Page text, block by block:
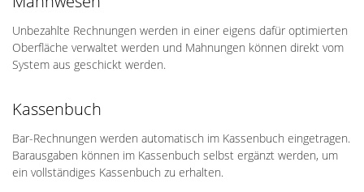
Unbezahlte Rechnungen werden in einer eigens dafür optimierten
Oberfläche verwaltet werden und Mahnungen können direkt vom
System aus geschickt werden.
Kassenbuch
Bar-Rechnungen werden automatisch im Kassenbuch eingetragen.
Barausgaben können im Kassenbuch selbst ergänzt werden, um
ein vollständiges Kassenbuch zu erhalten.